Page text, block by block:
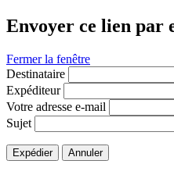
Envoyer ce lien par
Fermer la fenêtre
Destinataire
Expéditeur
Votre adresse e-mail
Sujet
Expédier Annuler